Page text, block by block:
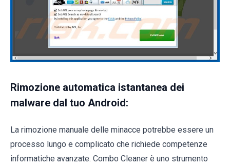
Rimozione automatica istantanea dei
malware dal tuo Android:
La rimozione manuale delle minacce potrebbe essere un
processo lungo e complicato che richiede competenze
informatiche avanzate. Combo Cleaner è uno strumento